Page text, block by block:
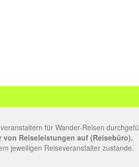
für Wander-Reisen
Reiseleistungen auf (Reisebüro).
jeweiligen Reiseveranstalter zustande.